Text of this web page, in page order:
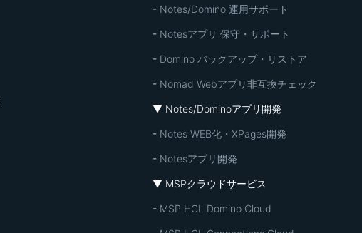
- Notes/Domino 運用サポート
- Notesアプリ 保守・サポート
- Domino バックアップ・リストア
- Nomad Webアプリ非互換チェック
▼ Notes/Dominoアプリ開発
- Notes WEB化・XPages開発
- Notesアプリ開発
▼ MSPクラウドサービス
- MSP HCL Domino Cloud